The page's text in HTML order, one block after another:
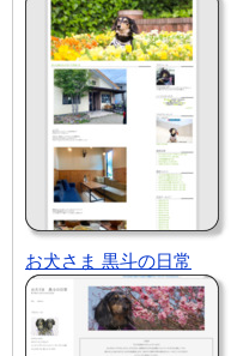
お犬さま 黒斗の日常